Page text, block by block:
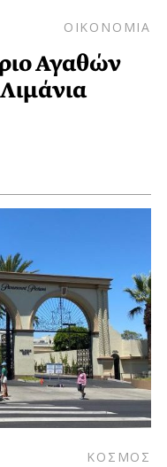
ΟΙΚΟΝΟΜΙΑ
Αγαθών
ΚΟΣΜΟΣ